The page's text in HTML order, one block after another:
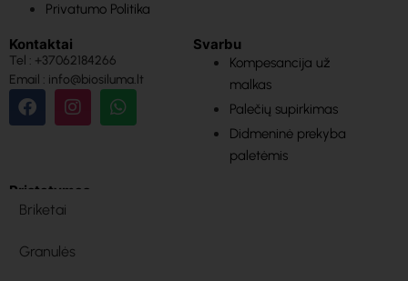
Privatumo Politika
Kontaktai
Tel : +37062184266
Email : info@biosiluma.lt
Svarbu
Kompesancija už
malkas
Palečių supirkimas
Didmeninė prekyba
paletėmis
Pristatymas
Briketai
Granulės